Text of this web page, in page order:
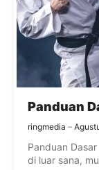
Panduan
ringmedia
Panduan
di luar sana,